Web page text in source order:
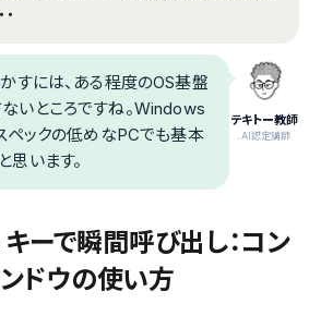
テキトー教師
.AI認定講師
すには、ある程度のOS基盤
いところですね。Windows
ペックの低めなPCでも基本
思います。
ーで瞬間呼び出し：コン
ドウの使い方